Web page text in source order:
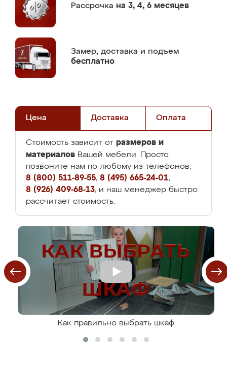
Рассрочка на 3, 4, 6 месяцев
Замер, доставка и подъем
бесплатно
Цена Доставка Оплата
Стоимость зависит от размеров и
материалов Вашей мебели. Просто
позвоните нам по любому из телефонов:
8 (800) 511-89-55, 8 (495) 665-24-01,
8 (926) 409-68-13, и наш менеджер быстро
рассчитает стоимость.
Как правильно выбрать шкаф